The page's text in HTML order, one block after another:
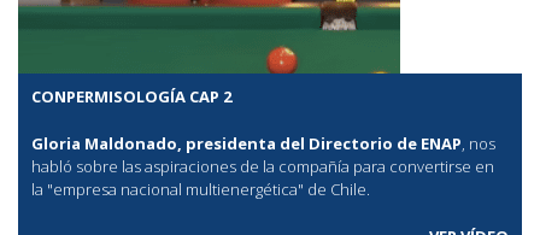
CONPERMISOLOGÍA CAP 2
Gloria Maldonado, presidenta del Directorio de ENAP, nos
habló sobre las aspiraciones de la compañía para convertirse en
la "empresa nacional multienergética" de Chile.